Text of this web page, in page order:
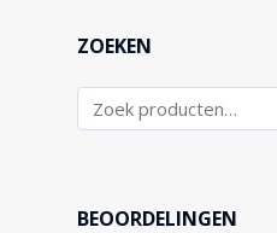
ZOEKEN
BEOORDELINGEN